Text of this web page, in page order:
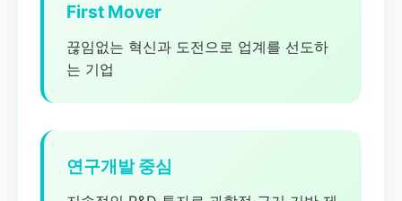
First Mover
끊임없는 혁신과 도전으로 업계를 선도하
는 기업
연구개발 중심